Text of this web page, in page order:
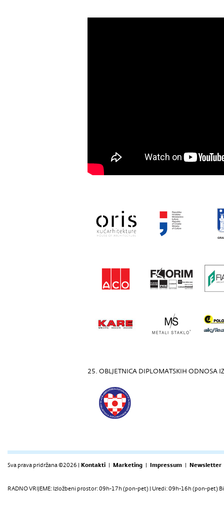
25. OBLJETNICA DIPLOMATSKIH ODNOSA
Sva prava pridržana ©2026 | Kontakti | Marketing | Impressum | Newsletter
RADNO VRIJEME: Izložbeni prostor: 09h-17h (pon-pet) | Uredi: 09h-16h (pon-pet)